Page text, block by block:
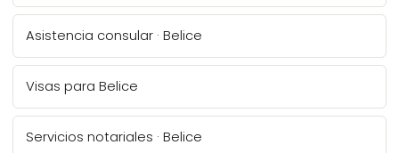
Asistencia consular · Belice
Visas para Belice
Servicios notariales · Belice